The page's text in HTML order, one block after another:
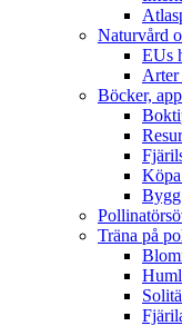
Naturvård
EUs
Arter
Böcker,
Träna på